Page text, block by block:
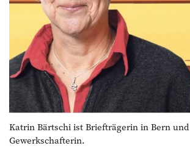
Katrin Bärtschi ist Briefträgerin in Bern und
Gewerkschafterin.